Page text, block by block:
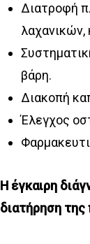
Διατροφή
λαχανικών,
βάρη.
Διακοπή
Έλεγχος
Η έγκαιρη
διατήρηση